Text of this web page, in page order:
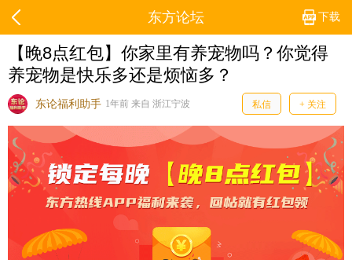
下载
东方论坛
【晚8点红包】你家里有养宠物吗？你觉得
养宠物是快乐多还是烦恼多？
东论福利助手 1年前 来自 浙江宁波 私信 + 关注